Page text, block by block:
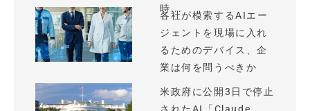
時...
各社が模索するAIエー
ジェントを現場に入れ
るためのデバイス、企
業は何を問うべきか
米政府に公開3日で停止